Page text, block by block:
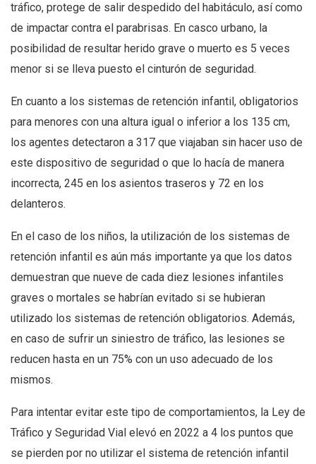
tráfico, protege de salir despedido del habitáculo, así como
de impactar contra el parabrisas. En casco urbano, la
posibilidad de resultar herido grave o muerto es 5 veces
menor si se lleva puesto el cinturón de seguridad.
En cuanto a los sistemas de retención infantil, obligatorios
para menores con una altura igual o inferior a los 135 cm,
los agentes detectaron a 317 que viajaban sin hacer uso de
este dispositivo de seguridad o que lo hacía de manera
incorrecta, 245 en los asientos traseros y 72 en los
delanteros.
En el caso de los niños, la utilización de los sistemas de
retención infantil es aún más importante ya que los datos
demuestran que nueve de cada diez lesiones infantiles
graves o mortales se habrían evitado si se hubieran
utilizado los sistemas de retención obligatorios. Además,
en caso de sufrir un siniestro de tráfico, las lesiones se
reducen hasta en un 75% con un uso adecuado de los
mismos.
Para intentar evitar este tipo de comportamientos, la Ley de
Tráfico y Seguridad Vial elevó en 2022 a 4 los puntos que
se pierden por no utilizar el sistema de retención infantil